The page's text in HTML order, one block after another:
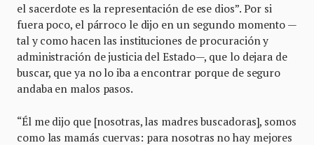
el sacerdote es la representación de ese dios”. Por si
fuera poco, el párroco le dijo en un segundo momento —
tal y como hacen las instituciones de procuración y
administración de justicia del Estado—, que lo dejara de
buscar, que ya no lo iba a encontrar porque de seguro
andaba en malos pasos.
“Él me dijo que [nosotras, las madres buscadoras], somos
como las mamás cuervas: para nosotras no hay mejores